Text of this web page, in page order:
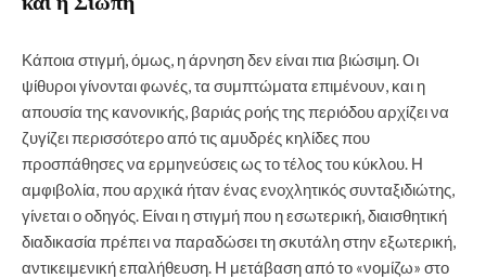
Κάποια στιγμή, όμως, η άρνηση δεν είναι πια βιώσιμη. Οι
ψίθυροι γίνονται φωνές, τα συμπτώματα επιμένουν, και η
απουσία της κανονικής, βαριάς ροής της περιόδου αρχίζει να
ζυγίζει περισσότερο από τις αμυδρές κηλίδες που
προσπάθησες να ερμηνεύσεις ως το τέλος του κύκλου. Η
αμφιβολία, που αρχικά ήταν ένας ενοχλητικός συνταξιδιώτης,
γίνεται ο οδηγός. Είναι η στιγμή που η εσωτερική, διαισθητική
διαδικασία πρέπει να παραδώσει τη σκυτάλη στην εξωτερική,
αντικειμενική επαλήθευση. Η μετάβαση από το «νομίζω» στο